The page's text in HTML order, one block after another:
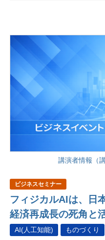
講演者情報（
ビジネスセミナー
フィジカルAIは、日
経済再成長の死角と
AI(人工知能) ものづくり